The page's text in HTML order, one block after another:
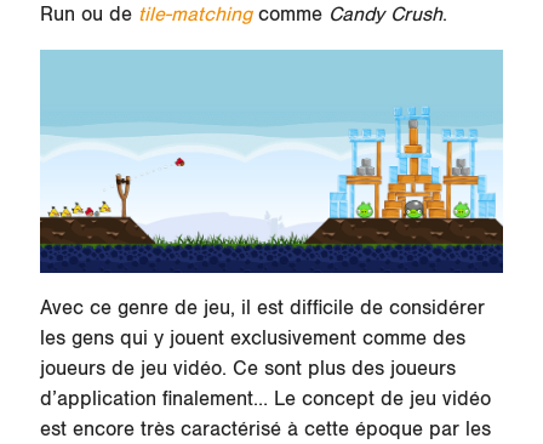
Run ou de tile-matching comme Candy Crush.
Avec ce genre de jeu, il est difficile de considérer
les gens qui y jouent exclusivement comme des
joueurs de jeu vidéo. Ce sont plus des joueurs
d’application finalement… Le concept de jeu vidéo
est encore très caractérisé à cette époque par les